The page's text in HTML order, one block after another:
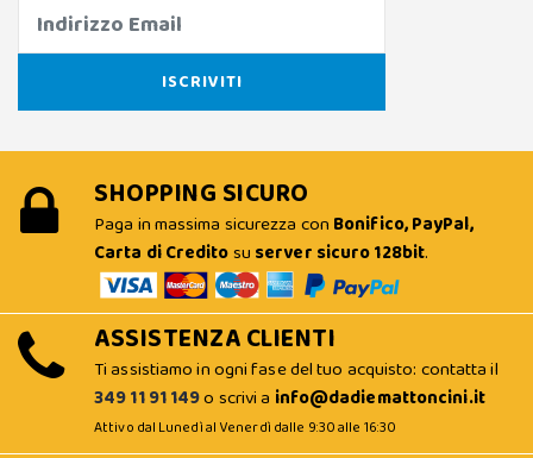
SHOPPING SICURO
Paga in massima sicurezza con Bonifico, PayPal,
Carta di Creditosu server sicuro 128bit.
ASSISTENZA CLIENTI
Ti assistiamo in ogni fase del tuo acquisto: contatta il
349 11 91 149o scrivi a info@dadiemattoncini.it
Attivo dal Lunedì al Venerdì dalle 9:30 alle 16:30